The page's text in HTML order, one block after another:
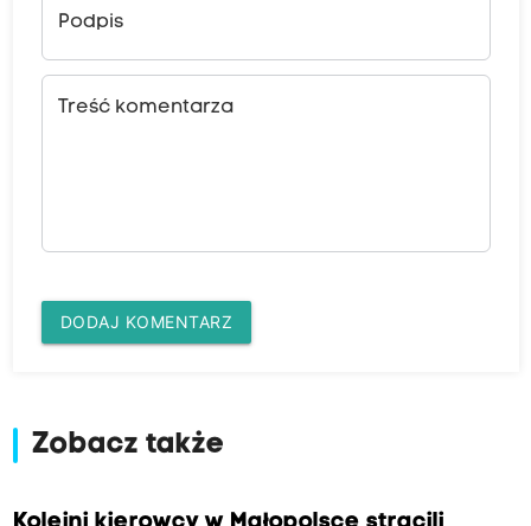
Podpis
Treść komentarza
DODAJ KOMENTARZ
Zobacz także